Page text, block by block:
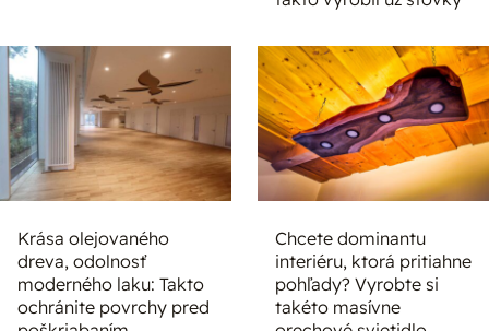
dreva, odolnosť
moderného laku: Takto
ochránite povrchy pred
poškriabaním
interiéru, ktorá pritiahne
pohľady? Vyrobte si
takéto masívne
orechové svietidlo